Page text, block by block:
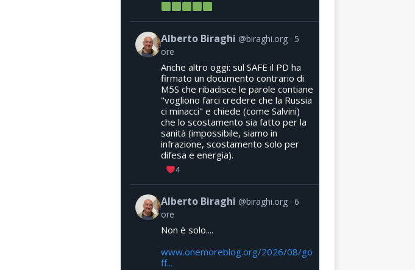
Alberto Biraghi @biraghi.org
5
ore
Anche altro oggi: sul SAFE il PD ha
firmato un documento contrario di
M5S che ribadisce le parole contiane
"vogliono farci credere che la Russia
ci minacci" e chiede (come Salvini)
che lo scostamento sia fatto per la
sanità (impossibile, siamo in
infrazione, scostamento solo per
difesa e energia).
4
Alberto Biraghi @biraghi.org 6
ore
Non è solo....
www.onemoreblog.org/2026/08/go
ff...